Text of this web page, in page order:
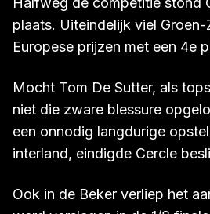
tot 10.000.
Halfweg de competitie stond
Europese prijzen met een 4e
Mocht Tom De Sutter, als
niet die zware blessure
interland, eindigde Cercle